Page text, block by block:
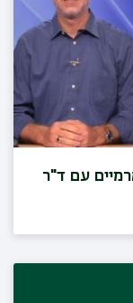
עם ד"ר